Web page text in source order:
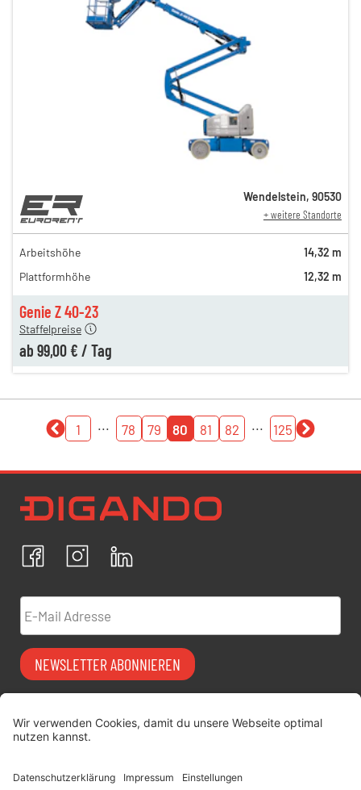
Genie Z 40-23
169,00 €
149,00 €
139,00 €
119,00 €
Staffelpreise
ab 99,00 € / Tag
Wendelstein, 90530
+ weitere Standorte
Arbeitshöhe
14,32 m
Plattformhöhe
12,32 m
1 ... 78 79 80 81 82 ... 125
FacebookInstagram
Ich bestätige, dass ich die
Datenschutzrichtlinien
personenbezogenen Daten einverstanden.
E-Mail Adresse
NEWSLETTER ABONNIEREN
Vermiet-Partner
digitimes | blog
FAQ